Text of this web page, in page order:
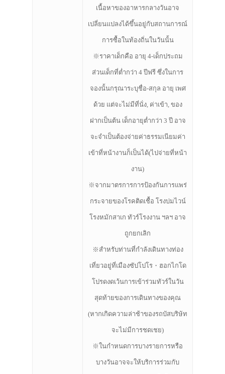
เนื้อหาของอาหารกลางวันอาจ
เปลี่ยนแปลงได้ขึ้นอยู่กับสถานการณ์
การซื้อในท้องถิ่นในวันนั้น
※ราคาเด็กคือ อายุ 4-เด็กประถม
ส่วนเด็กที่ต่ำกว่า 4 ปีฟรี ซึ่งในการ
จองนั้นกรุณาระบุชื่อ-สกุล อายุ เพศ
ด้วย แต่จะไม่มีที่นั่ง, ค่าเข้า, ของ
ฝากเป็นต้น เด็กอายุต่ำกว่า 3 ปี อาจ
จะจำเป็นต้องจ่ายค่าธรรมเนียมค่า
เข้าที่หน้างานก็เป็นได้(ไปจ่ายที่หน้า
งาน)
※จากมาตรการการป้องกันการแพร่
กระจายของโรคติดเชื้อ โรงบ่มไวน์
โรงหมักสาเก ทัวร์โรงงาน ฯลฯ อาจ
ถูกยกเลิก
※สำหรับท่านที่กำลังเดินทางท่อง
เที่ยวอยู่ที่เมืองซัปโปโร・ฮอกไกโด
โปรดงดเว้นการเข้าร่วมทัวร์ในวัน
สุดท้ายของการเดินทางของคุณ
(หากเกิดความล่าช้าของรถบัสบริษัท
จะไม่มีการชดเชย)
※ในกำหนดการบางรายการหรือ
บางวันอาจจะให้บริการร่วมกับ